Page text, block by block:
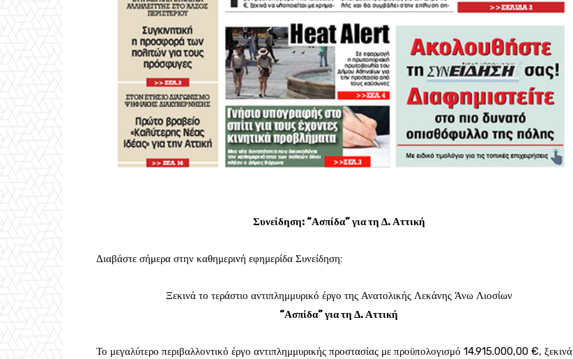
Συνείδηση: “Ασπίδα” για τη Δ. Αττική
Διαβάστε σήμερα στην καθημερινή εφημερίδα Συνείδηση:
Ξεκινά το τεράστιο αντιπλημμυρικό έργο της Ανατολικής Λεκάνης Άνω Λιοσίων
“Ασπίδα” για τη Δ. Αττική
Το μεγαλύτερο περιβαλλοντικό έργο αντιπλημμυρικής προστασίας με προϋπολογισμό 14.915.000,00 €, ξεκινά